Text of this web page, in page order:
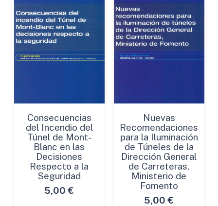
Consecuencias
del Incendio del
Túnel de Mont-
Blanc en las
Decisiones
Respecto a la
Seguridad
5,00 €
Nuevas
Recomendaciones
para la Iluminación
de Túneles de la
Dirección General
de Carreteras,
Ministerio de
Fomento
5,00 €